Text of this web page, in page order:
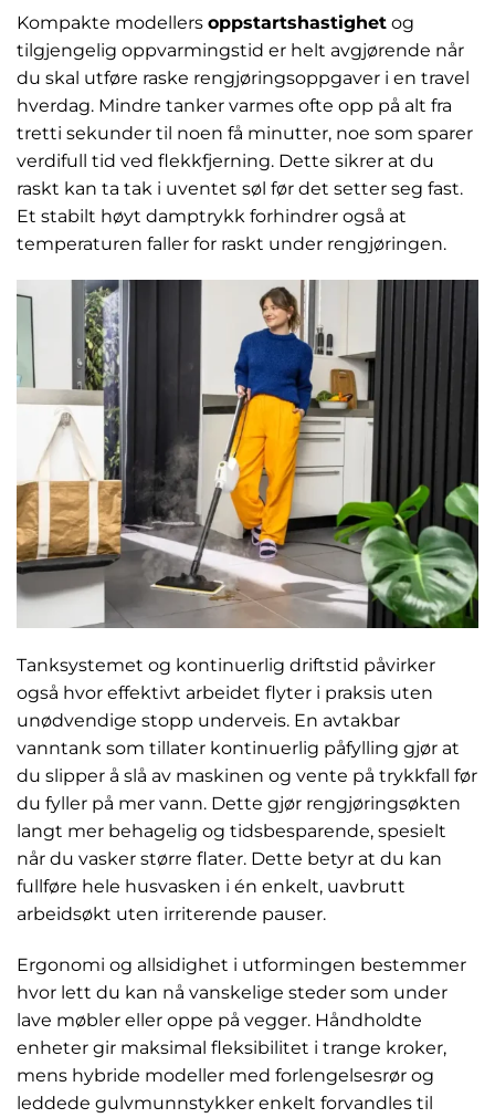
Kompakte modellers oppstartshastighet og
tilgjengelig oppvarmingstid er helt avgjørende når
du skal utføre raske rengjøringsoppgaver i en travel
hverdag. Mindre tanker varmes ofte opp på alt fra
tretti sekunder til noen få minutter, noe som sparer
verdifull tid ved flekkfjerning. Dette sikrer at du
raskt kan ta tak i uventet søl før det setter seg fast.
Et stabilt høyt damptrykk forhindrer også at
temperaturen faller for raskt under rengjøringen.
Tanksystemet og kontinuerlig driftstid påvirker
også hvor effektivt arbeidet flyter i praksis uten
unødvendige stopp underveis. En avtakbar
vanntank som tillater kontinuerlig påfylling gjør at
du slipper å slå av maskinen og vente på trykkfall før
du fyller på mer vann. Dette gjør rengjøringsøkten
langt mer behagelig og tidsbesparende, spesielt
når du vasker større flater. Dette betyr at du kan
fullføre hele husvasken i én enkelt, uavbrutt
arbeidsøkt uten irriterende pauser.
Ergonomi og allsidighet i utformingen bestemmer
hvor lett du kan nå vanskelige steder som under
lave møbler eller oppe på vegger. Håndholdte
enheter gir maksimal fleksibilitet i trange kroker,
mens hybride modeller med forlengelsesrør og
leddede gulvmunnstykker enkelt forvandles til